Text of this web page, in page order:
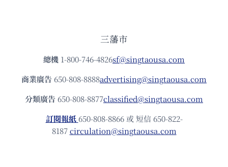
三藩市
總機 1-800-746-4826sf@singtaousa.com
商業廣告 650-808-8888advertising@singtaousa.com
分類廣告 650-808-8877classified@singtaousa.com
訂閱報紙 650-808-8866 或 短信 650-822-
8187circulation@singtaousa.com